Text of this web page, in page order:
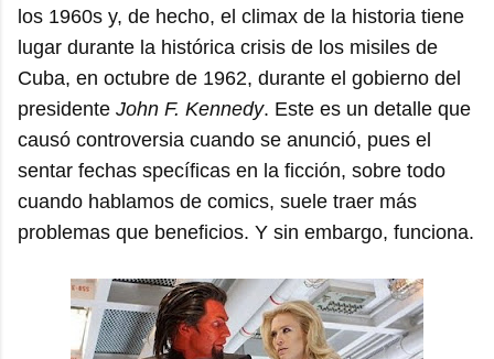
los 1960s y, de hecho, el climax de la historia tiene
lugar durante la histórica crisis de los misiles de
Cuba, en octubre de 1962, durante el gobierno del
presidente John F. Kennedy. Este es un detalle que
causó controversia cuando se anunció, pues el
sentar fechas specíficas en la ficción, sobre todo
cuando hablamos de comics, suele traer más
problemas que beneficios. Y sin embargo, funciona.